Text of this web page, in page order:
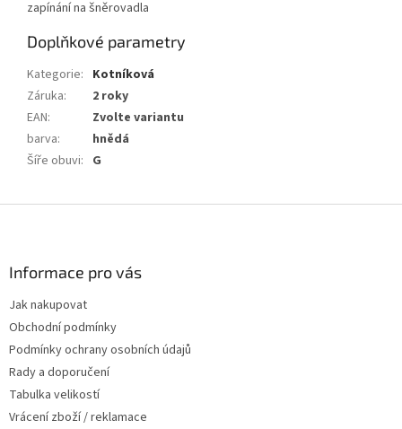
zapínání na šněrovadla
Doplňkové parametry
Kategorie: Kotníková
Záruka:
2 roky
EAN:
Zvolte variantu
barva:
hnědá
Šíře obuvi: G
Informace pro vás
Jak nakupovat
Obchodní podmínky
Podmínky ochrany osobních údajů
Rady a doporučení
Tabulka velikostí
Vrácení zboží / reklamace